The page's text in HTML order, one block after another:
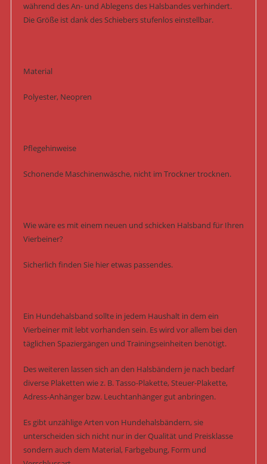
während des An- und Ablegens des Halsbandes verhindert.
Die Größe ist dank des Schiebers stufenlos einstellbar.
Material
Polyester, Neopren
Pflegehinweise
Schonende Maschinenwäsche, nicht im Trockner trocknen.
Wie wäre es mit einem neuen und schicken Halsband für Ihren
Vierbeiner?
Sicherlich finden Sie hier etwas passendes.
Ein Hundehalsband sollte in jedem Haushalt in dem ein
Vierbeiner mit lebt vorhanden sein. Es wird vor allem bei den
täglichen Spaziergängen und Trainingseinheiten benötigt.
Des weiteren lassen sich an den Halsbändern je nach bedarf
diverse Plaketten wie z. B. Tasso-Plakette, Steuer-Plakette,
Adress-Anhänger bzw. Leuchtanhänger gut anbringen.
Es gibt unzählige Arten von Hundehalsbändern, sie
unterscheiden sich nicht nur in der Qualität und Preisklasse
sondern auch dem Material, Farbgebung, Form und